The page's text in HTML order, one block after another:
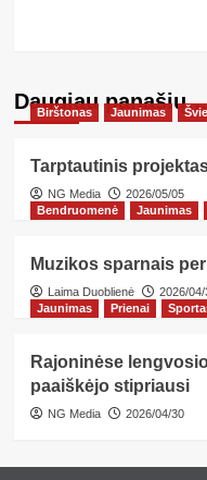
Daugiau panašių…
Birštonas Jaunimas
Tarptautinis
NG Media
2026/05/05
Bendruomenė
Jaunimas
Muzikos sparnais
Laima Duoblienė
2026/04/
Jaunimas
Prienai
Rajoninėse
paaiškėjo stipriausi
NG Media 2026/04/30